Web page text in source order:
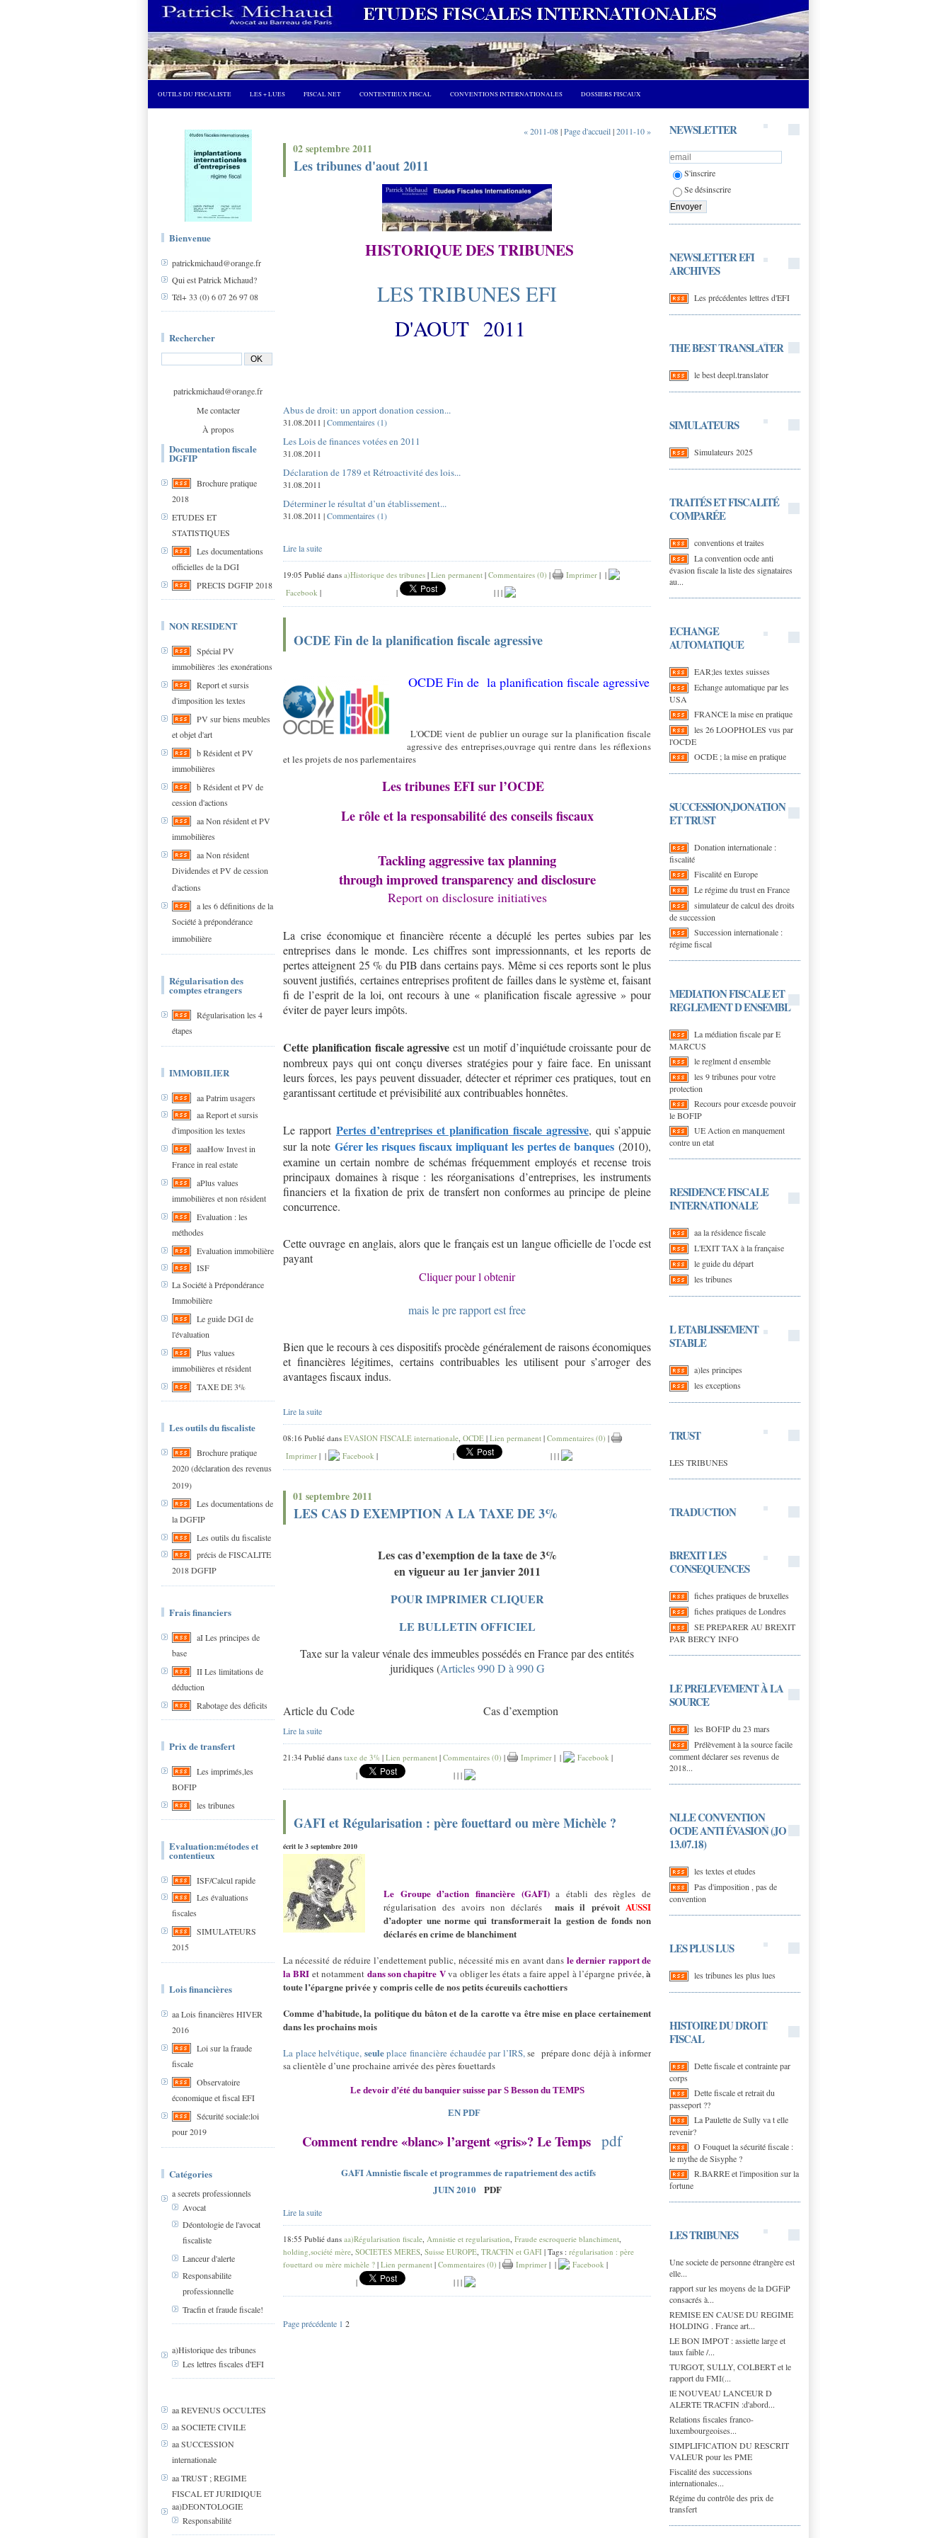
OUTILS DU FISCALISTE LES + LUES FISCAL NET CONTENTIEUX FISCAL CONVENTIONS INTERNATIONALES DOSSIERS FISCAUX
Bienvenue
patrickmichaud@orange.fr
Qui est Patrick Michaud?
Tél+ 33 (0) 6 07 26 97 08
Rechercher
patrickmichaud@orange.fr
Me contacter
À propos
Documentation fiscale
DGFIP
Brochure pratique
2018
ETUDES ET
STATISTIQUES
Les documentations
officielles de la DGI
PRECIS DGFIP 2018
NON RESIDENT
Spécial PV
immobilières :les exonérations
Report et sursis
d'imposition les textes
PV sur biens meubles
et objet d'art
b Résident et PV
immobilières
b Résident et PV de
cession d'actions
aa Non résident et PV
immobilières
aa Non résident
Dividendes et PV de cession
d'actions
a les 6 définitions de la
Société à prépondérance
immobilière
Régularisation des
comptes etrangers
Régularisation les 4
étapes
IMMOBILIER
aa Patrim usagers
aa Report et sursis
d'imposition les textes
aaaHow Invest in
France in real estate
aPlus values
immobilières et non résident
Evaluation : les
méthodes
Evaluation immobilière
ISF
La Société à Prépondérance
Immobilière
Le guide DGI de
l'évaluation
Plus values
immobilières et résident
TAXE DE 3%
Les outils du fiscaliste
Brochure pratique
2020 (déclaration des revenus
2019)
Les documentations de
la DGFIP
Les outils du fiscaliste
précis de FISCALITE
2018 DGFIP
Frais financiers
aI Les principes de
base
II Les limitations de
déduction
Rabotage des déficits
Prix de transfert
Les imprimés,les
BOFIP
les tribunes
Evaluation:métodes et
contentieux
ISF/Calcul rapide
Les évaluations
fiscales
SIMULATEURS
2015
Lois financières
aa Lois financières HIVER
2016
Loi sur la fraude
fiscale
Observatoire
économique et fiscal EFI
Sécurité sociale:loi
pour 2019
Catégories
a secrets professionnels
Avocat
Déontologie de l'avocat
fiscaliste
Lanceur d'alerte
Responsabilite
professionnelle
Tracfin et fraude fiscale!
a)Historique des tribunes
Les lettres fiscales d'EFI
aa REVENUS OCCULTES
aa SOCIETE CIVILE
aa SUCCESSION
internationale
aa TRUST ; REGIME
FISCAL ET JURIDIQUE
aa)DEONTOLOGIE
Responsabilité
NEWSLETTER
S'inscrire
Se désinscrire
NEWSLETTER EFI
ARCHIVES
Les précédentes lettres d'EFI
THE BEST TRANSLATER
le best deepl.translator
SIMULATEURS
Simulateurs 2025
TRAITÉS ET FISCALITÉ
COMPARÉE
conventions et traites
La convention ocde anti
évasion fiscale la liste des signataires
au...
ECHANGE
AUTOMATIQUE
EAR;les textes suisses
Echange automatique par les
USA
FRANCE la mise en pratique
les 26 LOOPHOLES vus par
l'OCDE
OCDE ; la mise en pratique
SUCCESSION,DONATION
ET TRUST
Donation internationale :
fiscalité
Fiscalité en Europe
Le régime du trust en France
simulateur de calcul des droits
de succession
Succession internationale :
régime fiscal
MEDIATION FISCALE ET
REGLEMENT D ENSEMBL
La médiation fiscale par E
MARCUS
le reglment d ensemble
les 9 tribunes pour votre
protection
Recours pour excesde pouvoir
le BOFIP
UE Action en manquement
contre un etat
RESIDENCE FISCALE
INTERNATIONALE
aa la résidence fiscale
L'EXIT TAX à la française
le guide du départ
les tribunes
L ETABLISSEMENT
STABLE
a)les principes
les exceptions
TRUST
LES TRIBUNES
TRADUCTION
BREXIT LES
CONSEQUENCES
fiches pratiques de bruxelles
fiches pratiques de Londres
SE PREPARER AU BREXIT
PAR BERCY INFO
LE PRELEVEMENT À LA
SOURCE
les BOFIP du 23 mars
Prélèvement à la source facile
comment déclarer ses revenus de
2018...
NLLE CONVENTION
OCDE ANTI ÉVASION (JO
13.07.18)
les textes et etudes
Pas d'imposition , pas de
convention
LES PLUS LUS
les tribunes les plus lues
HISTOIRE DU DROIT
FISCAL
Dette fiscale et contrainte par
corps
Dette fiscale et retrait du
passeport ??
La Paulette de Sully va t elle
revenir?
O Fouquet la sécurité fiscale :
le mythe de Sisyphe ?
R.BARRE et l'imposition sur la
fortune
LES TRIBUNES
Une societe de personne étrangère est
elle...
rapport sur les moyens de la DGFiP
consacrés à...
REMISE EN CAUSE DU REGIME
HOLDING . France art...
LE BON IMPOT : assiette large et
taux faible /...
TURGOT, SULLY, COLBERT et le
rapport du FMI(...
lE NOUVEAU LANCEUR D
ALERTE TRACFIN :d'abord...
Relations fiscales franco-
luxembourgeoises...
SIMPLIFICATION DU RESCRIT
VALEUR pour les PME
Fiscalité des successions
internationales...
Régime du contrôle des prix de
transfert
« 2011-08|Page d'accueil|2011-10 »
02 septembre 2011
Les tribunes d'aout 2011
HISTORIQUE DES TRIBUNES
LES TRIBUNES EFI
D'AOUT 2011
Abus de droit: un apport donation cession...
31.08.2011 |Commentaires (1)
Les Lois de finances votées en 2011
31.08.2011
Déclaration de 1789 et Rétroactivité des lois...
31.08.2011
Déterminer le résultat d’un établissement...
31.08.2011 |Commentaires (1)
Lire la suite
19:05 Publié dans a)Historique des tribunes | Lien permanent | Commentaires (0) | Imprimer | |
Facebook | | | | |
OCDE Fin de la planification fiscale agressive
OCDE Fin de la planification fiscale agressive
L'OCDE vient de publier un ourage sur la planification fiscale
agressive des entreprises,ouvrage qui rentre dans les réflexions
et les projets de nos parlementaires
Les tribunes EFI sur l’OCDE
Le rôle et la responsabilité des conseils fiscaux
Tackling aggressive tax planning
through improved transparency and disclosure
Report on disclosure initiatives
La crise économique et financière récente a décuplé les pertes subies par les
entreprises dans le monde. Les chiffres sont impressionnants, et les reports de
pertes atteignent 25 % du PIB dans certains pays. Même si ces reports sont le plus
souvent justifiés, certaines entreprises profitent de failles dans le système et, faisant
fi de l’esprit de la loi, ont recours à une « planification fiscale agressive » pour
éviter de payer leurs impôts.
Cette planification fiscale agressiveest un motif d’inquiétude croissante pour de
nombreux pays qui ont conçu diverses stratégies pour y faire face. En unissant
leurs forces, les pays peuvent dissuader, détecter et réprimer ces pratiques, tout en
garantissant certitude et prévisibilité aux contribuables honnêtes.
Le rapport Pertes d’entreprises et planification fiscale agressive, qui s’appuie
sur la note Gérer les risques fiscaux impliquant les pertes de banques (2010),
examine un certain nombre de schémas fréquemment employés et recense trois
principaux domaines à risque : les réorganisations d’entreprises, les instruments
financiers et la fixation de prix de transfert non conformes au principe de pleine
concurrence.
Cette ouvrage en anglais, alors que le français est un langue officielle de l’ocde est
payant
Cliquer pour l obtenir
mais le pre rapport est free
Bien que le recours à ces dispositifs procède généralement de raisons économiques
et financières légitimes, certains contribuables les utilisent pour s’arroger des
avantages fiscaux indus.
Lire la suite
08:16 Publié dans EVASION FISCALE internationale, OCDE | Lien permanent | Commentaires (0) |
Imprimer | | Facebook | | | | |
01 septembre 2011
LES CAS D EXEMPTION A LA TAXE DE 3%
Les cas d’exemption de la taxe de 3%
en vigueur au 1er janvier 2011
POUR IMPRIMER CLIQUER
LE BULLETIN OFFICIEL
Taxe sur la valeur vénale des immeubles possédés en France par des entités
juridiques(Articles 990 D à 990 G
Article du Code Cas d’exemption
Lire la suite
21:34 Publié dans taxe de 3% | Lien permanent | Commentaires (0) | Imprimer | | Facebook |
|
| | |
GAFI et Régularisation : père fouettard ou mère Michèle ?
écrit le 3 septembre 2010
Le Groupe d’action financière (GAFI) a établi des règles de
régularisation des avoirs non déclarés
mais il prévoitAUSSI
d’adopter une norme qui transformerait la gestion de fonds non
déclarés en crime de blanchiment
La nécessité de réduire l’endettement public, nécessité mis en avant dans le dernier rapport de
la BRI et notamment dans son chapitre Vva obliger les états a faire appel à l’épargne privée,à
toute l’épargne privée y compris celle de nos petits écureuils cachottiers
Comme d’habitude, la politique du bâton et de la carotte va être mise en place certainement
dans les prochains mois
La place helvétique, seuleplace financière échaudée par l’IRS,se prépare donc déjà à informer
sa clientèle d’une prochaine arrivée des pères fouettards
Le devoir d’été du banquier suisse par S Besson du TEMPS
EN PDF
Comment rendre «blanc» l’argent «gris»? Le Temps pdf
GAFI Amnistie fiscale et programmes de rapatriement des actifs
JUIN 2010PDF
Lire la suite
18:55 Publié dans aa)Régularisation fiscale, Amnistie et regularisation, Fraude escroquerie blanchiment,
holding,société mère, SOCIETES MERES, Suisse EUROPE, TRACFIN et GAFI | Tags : régularisation : père
fouettard ou mère michèle ? | Lien permanent | Commentaires (0) | Imprimer | | Facebook |
|
| | |
Page précédente 1 2